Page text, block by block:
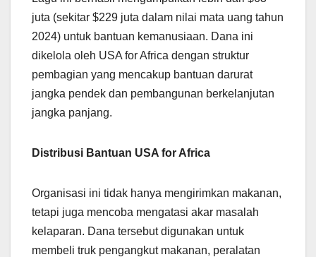
juta (sekitar $229 juta dalam nilai mata uang tahun
2024) untuk bantuan kemanusiaan. Dana ini
dikelola oleh USA for Africa dengan struktur
pembagian yang mencakup bantuan darurat
jangka pendek dan pembangunan berkelanjutan
jangka panjang.
Distribusi Bantuan USA for Africa
Organisasi ini tidak hanya mengirimkan makanan,
tetapi juga mencoba mengatasi akar masalah
kelaparan. Dana tersebut digunakan untuk
membeli truk pengangkut makanan, peralatan